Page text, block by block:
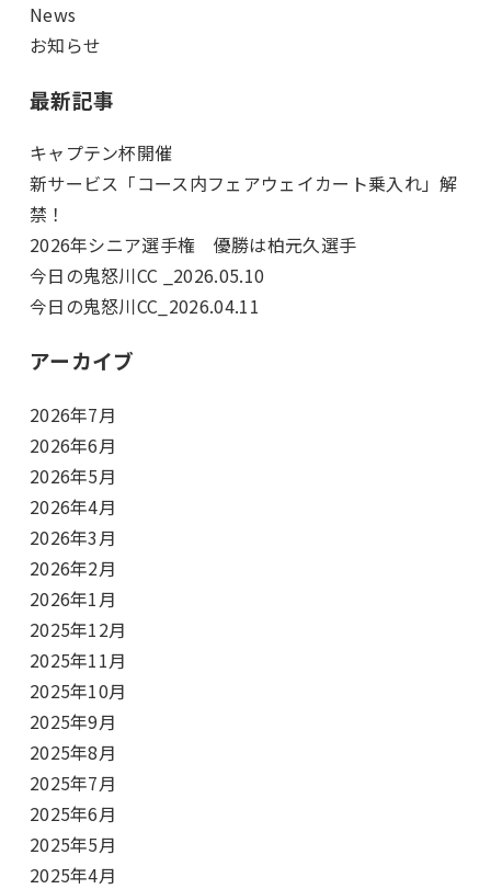
News
お知らせ
最新記事
キャプテン杯開催
新サービス「コース内フェアウェイカート乗入れ」解
禁！
2026年シニア選手権 優勝は柏元久選手
今日の鬼怒川CC _2026.05.10
今日の鬼怒川CC_2026.04.11
アーカイブ
2026年7月
2026年6月
2026年5月
2026年4月
2026年3月
2026年2月
2026年1月
2025年12月
2025年11月
2025年10月
2025年9月
2025年8月
2025年7月
2025年6月
2025年5月
2025年4月